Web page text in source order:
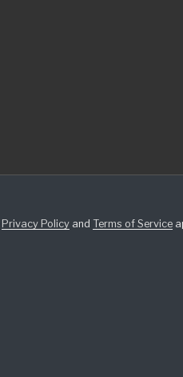
Privacy Policy and Terms of Service